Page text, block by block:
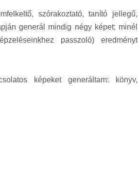
szórakoztató, tanító jellegű,
generál mindig négy képet; minél
passzoló) eredményt
képeket generáltam: könyv,